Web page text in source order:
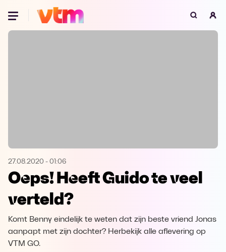
Oeps, browser niet ondersteund
Microsoft Edge Download
Opera
27.08.2020 - 01:06
Oeps! Heeft Guido te veel
verteld?
Komt Benny eindelijk te weten dat zijn beste vriend Jonas
aanpapt met zijn dochter? Herbekijk alle aflevering op
VTM GO.